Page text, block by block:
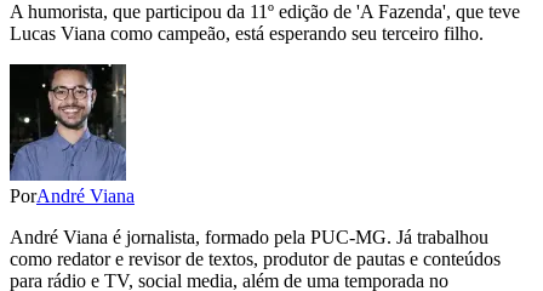
A humorista, que participou da 11º edição de 'A Fazenda', que teve
Lucas Viana como campeão, está esperando seu terceiro filho.
PorAndré Viana
André Viana é jornalista, formado pela PUC-MG. Já trabalhou
como redator e revisor de textos, produtor de pautas e conteúdos
para rádio e TV, social media, além de uma temporada no